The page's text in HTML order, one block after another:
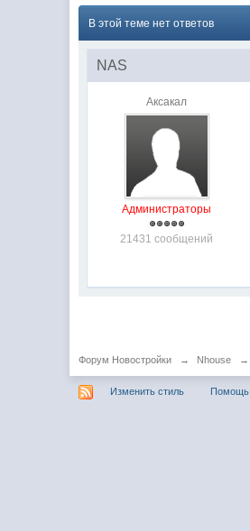
В этой теме нет ответов
NAS
Аксакал
Администраторы
21431 сообщений
Форум Новостройки → Nhouse →
Изменить стиль Помощь